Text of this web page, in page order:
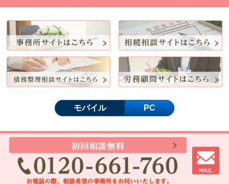
モバイル PC